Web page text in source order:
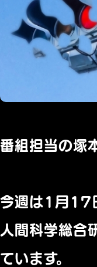
番組担当の塚
今週は1月17
人間科学総合
ています。